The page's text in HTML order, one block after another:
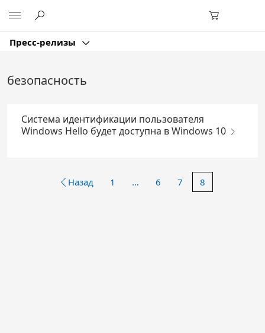
основному
содержанию
Пресс-релизы
безопасность
Система идентификации пользователя
Windows Hello будет доступна в Windows 10
Назад 1 … 6 7 8